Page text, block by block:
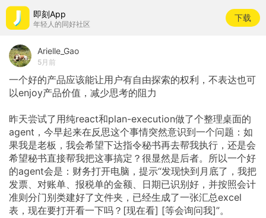
即刻App
年轻人的同好社区
下载
Arielle_Gao
5月前
一个好的产品应该能让用户有自由探索的权利，不表达也可
以enjoy产品价值，减少思考的阻力
昨天尝试了用纯react和plan-execution做了个整理桌面的
agent，今早起来在反思这个事情突然意识到一个问题：如
果我是老板，我会希望下达指令秘书再去帮我执行，还是会
希望秘书直接帮我把这事搞定？很显然是后者。所以一个好
的agent会是：财务打开电脑，提示“发现快到月底了，我把
发票、对账单、报税单的金额、日期已识别好，并按照会计
准则分门别类建好了文件夹，已经生成了一张汇总excel
表，现在要打开看一下吗？[现在看] [等会询问我]”。